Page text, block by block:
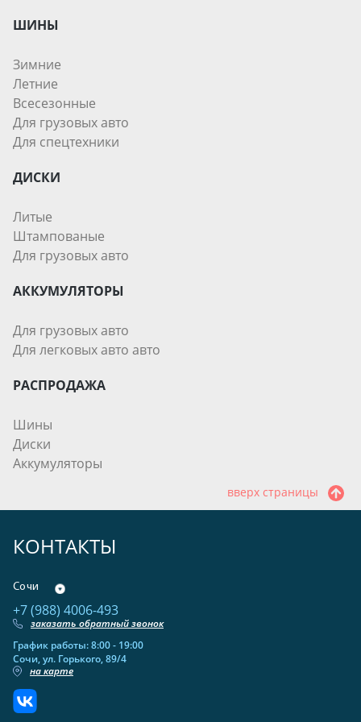
ШИНЫ
Зимние
Летние
Всесезонные
Для грузовых авто
Для спецтехники
ДИСКИ
Литые
Штампованые
Для грузовых авто
АККУМУЛЯТОРЫ
Для грузовых авто
Для легковых авто авто
РАСПРОДАЖА
Шины
Диски
Аккумуляторы
вверх страницы
КОНТАКТЫ
Сочи
+7 (988) 4006-493
заказать обратный звонок
График работы: 8:00 - 19:00
Сочи, ул. Горького, 89/4
на карте